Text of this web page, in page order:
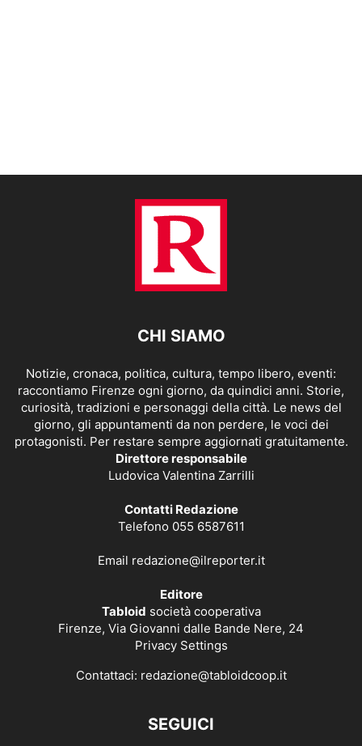
CHI SIAMO
Notizie, cronaca, politica, cultura, tempo libero, eventi:
raccontiamo Firenze ogni giorno, da quindici anni. Storie,
curiosità, tradizioni e personaggi della città. Le news del
giorno, gli appuntamenti da non perdere, le voci dei
protagonisti. Per restare sempre aggiornati gratuitamente.
Direttore responsabile
Ludovica Valentina Zarrilli
Contatti Redazione
Telefono 055 6587611
Email redazione@ilreporter.it
Editore
Tabloid società cooperativa
Firenze, Via Giovanni dalle Bande Nere, 24
Privacy Settings
Contattaci: redazione@tabloidcoop.it
SEGUICI